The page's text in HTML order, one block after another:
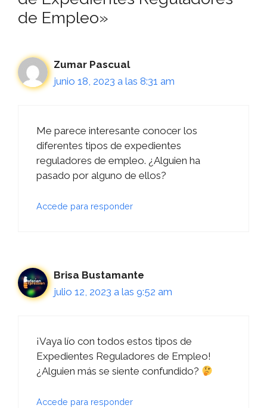
de Empleo»
Zumar Pascual
junio 18, 2023 a las 8:31 am
Me parece interesante conocer los
diferentes tipos de expedientes
reguladores de empleo. ¿Alguien ha
pasado por alguno de ellos?
Accede para responder
Brisa Bustamante
julio 12, 2023 a las 9:52 am
¡Vaya lío con todos estos tipos de
Expedientes Reguladores de Empleo!
¿Alguien más se siente confundido?
Accede para responder